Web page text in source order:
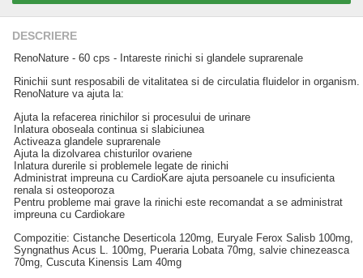
DESCRIERE
RenoNature - 60 cps - Intareste rinichi si glandele suprarenale
Rinichii sunt resposabili de vitalitatea si de circulatia fluidelor in organism.
RenoNature va ajuta la:
Ajuta la refacerea rinichilor si procesului de urinare
Inlatura oboseala continua si slabiciunea
Activeaza glandele suprarenale
Ajuta la dizolvarea chisturilor ovariene
Inlatura durerile si problemele legate de rinichi
Administrat impreuna cu CardioKare ajuta persoanele cu insuficienta
renala si osteoporoza
Pentru probleme mai grave la rinichi este recomandat a se administrat
impreuna cu Cardiokare
Compozitie: Cistanche Deserticola 120mg, Euryale Ferox Salisb 100mg,
Syngnathus Acus L. 100mg, Pueraria Lobata 70mg, salvie chinezeasca
70mg, Cuscuta Kinensis Lam 40mg